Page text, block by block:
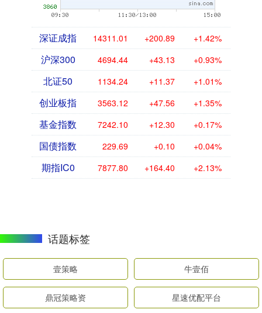
深证成指 14311.01 +200.89 +1.42%
沪深300 4694.44 +43.13 +0.93%
北证50 1134.24 +11.37 +1.01%
创业板指 3563.12 +47.56 +1.35%
基金指数 7242.10 +12.30 +0.17%
国债指数 229.69 +0.10 +0.04%
期指IC0 7877.80 +164.40 +2.13%
话题标签
壹策略 牛壹佰
鼎冠策略资 星速优配平台